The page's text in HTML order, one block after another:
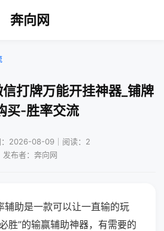
奔向网
打牌万能开挂神器_铺牌
买-胜率交流
：2026-08-09｜阅读：2
发布者：奔向网
辅助是一款可以让一直输的玩
胜”的输赢辅助神器，有需要的